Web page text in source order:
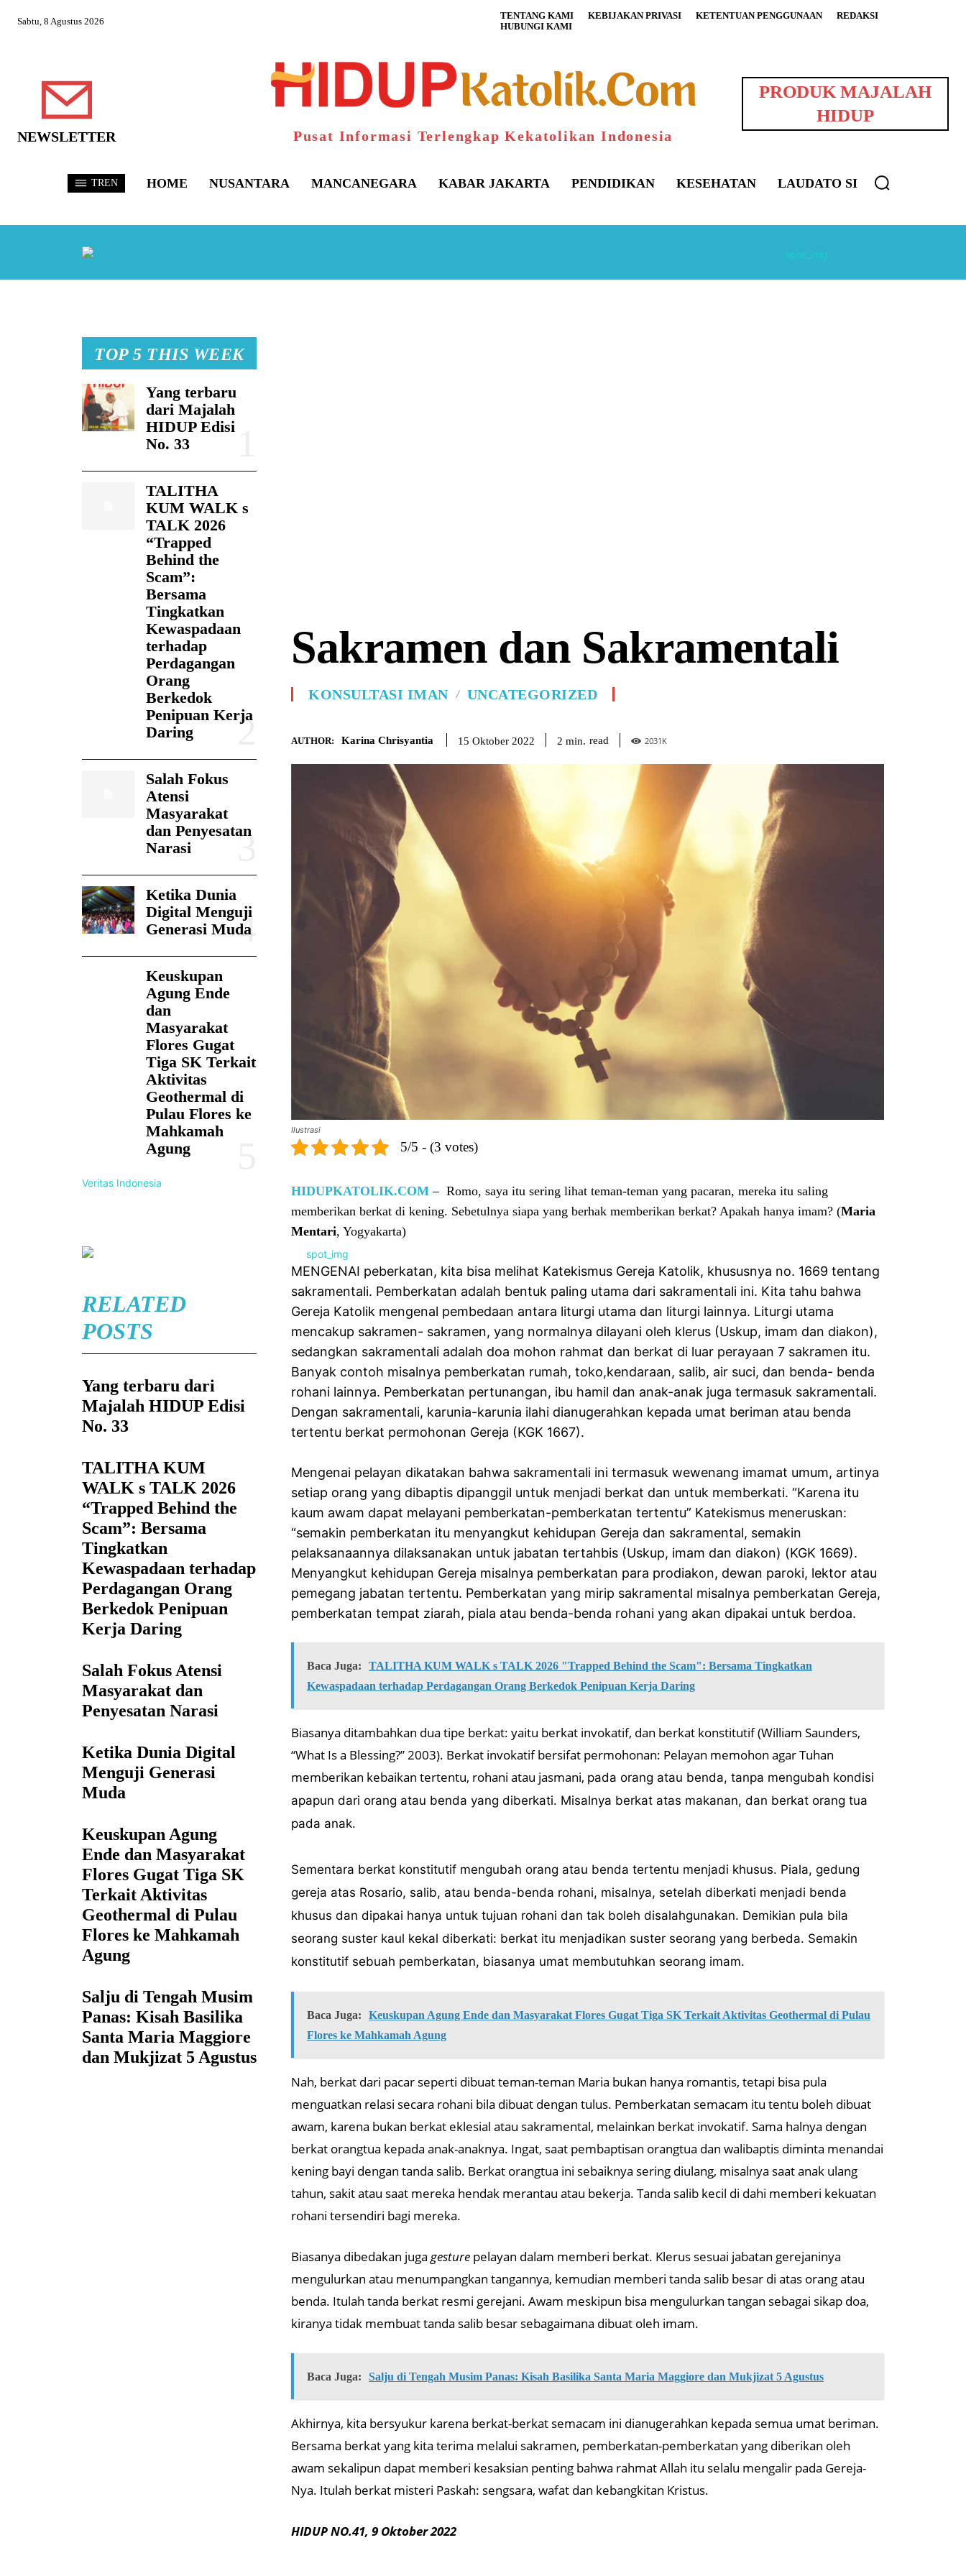
Sabtu, 8 Agustus 2026 TENTANG KAMI KEBIJAKAN PRIVASI KETENTUAN PENGGUNAAN
REDAKSI
HUBUNGI KAMI
NEWSLETTER Pusat Informasi Terlengkap Kekatolikan Indonesia
PRODUK MAJALAH
HIDUP
TREN HOME NUSANTARA MANCANEGARA KABAR JAKARTA PENDIDIKAN KESEHATAN LAUDATO SI
TOP 5 THIS WEEK
Yang terbaru
dari Majalah
HIDUP Edisi
No. 33
TALITHA
KUM WALK s
TALK 2026
“Trapped
Behind the
Scam”:
Bersama
Tingkatkan
Kewaspadaan
terhadap
Perdagangan
Orang
Berkedok
Penipuan Kerja
Daring
Salah Fokus
Atensi
Masyarakat
dan Penyesatan
Narasi
Ketika Dunia
Digital Menguji
Generasi Muda
Keuskupan
Agung Ende
dan
Masyarakat
Flores Gugat
Tiga SK Terkait
Aktivitas
Geothermal di
Pulau Flores ke
Mahkamah
Agung
Veritas Indonesia
RELATED
POSTS
Yang terbaru dari
Majalah HIDUP Edisi
No. 33
TALITHA KUM
WALK s TALK 2026
“Trapped Behind the
Scam”: Bersama
Tingkatkan
Kewaspadaan terhadap
Perdagangan Orang
Berkedok Penipuan
Kerja Daring
Salah Fokus Atensi
Masyarakat dan
Penyesatan Narasi
Ketika Dunia Digital
Menguji Generasi
Muda
Keuskupan Agung
Ende dan Masyarakat
Flores Gugat Tiga SK
Terkait Aktivitas
Geothermal di Pulau
Flores ke Mahkamah
Agung
Salju di Tengah Musim
Panas: Kisah Basilika
Santa Maria Maggiore
dan Mukjizat 5 Agustus
Sakramen dan Sakramentali
KONSULTASI IMAN UNCATEGORIZED
AUTHOR: Karina Chrisyantia 15 Oktober 2022 2 min. read 2031 K
Ilustrasi
5/5 - (3 votes)
HIDUPKATOLIK.COM – Romo, saya itu sering lihat teman-teman yang pacaran, mereka itu saling
memberikan berkat di kening. Sebetulnya siapa yang berhak memberikan berkat? Apakah hanya imam? (Maria
Mentari, Yogyakarta)
MENGENAI peberkatan, kita bisa melihat Katekismus Gereja Katolik, khususnya no. 1669 tentang
sakramentali. Pemberkatan adalah bentuk paling utama dari sakramentali ini. Kita tahu bahwa
Gereja Katolik mengenal pembedaan antara liturgi utama dan liturgi lainnya. Liturgi utama
mencakup sakramen- sakramen, yang normalnya dilayani oleh klerus (Uskup, imam dan diakon),
sedangkan sakramentali adalah doa mohon rahmat dan berkat di luar perayaan 7 sakramen itu.
Banyak contoh misalnya pemberkatan rumah, toko,kendaraan, salib, air suci, dan benda- benda
rohani lainnya. Pemberkatan pertunangan, ibu hamil dan anak-anak juga termasuk sakramentali.
Dengan sakramentali, karunia-karunia ilahi dianugerahkan kepada umat beriman atau benda
tertentu berkat permohonan Gereja (KGK 1667).
Mengenai pelayan dikatakan bahwa sakramentali ini termasuk wewenang imamat umum, artinya
setiap orang yang dibaptis dipanggil untuk menjadi berkat dan untuk memberkati. “Karena itu
kaum awam dapat melayani pemberkatan-pemberkatan tertentu” Katekismus meneruskan:
“semakin pemberkatan itu menyangkut kehidupan Gereja dan sakramental, semakin
pelaksanaannya dilaksanakan untuk jabatan tertahbis (Uskup, imam dan diakon) (KGK 1669).
Menyangkut kehidupan Gereja misalnya pemberkatan para prodiakon, dewan paroki, lektor atau
pemegang jabatan tertentu. Pemberkatan yang mirip sakramental misalnya pemberkatan Gereja,
pemberkatan tempat ziarah, piala atau benda-benda rohani yang akan dipakai untuk berdoa.
Baca Juga:
TALITHA KUM WALK s TALK 2026 "Trapped Behind the Scam": Bersama Tingkatkan
Kewaspadaan terhadap Perdagangan Orang Berkedok Penipuan Kerja Daring
Biasanya ditambahkan dua tipe berkat: yaitu berkat invokatif, dan berkat konstitutif (William Saunders,
“What Is a Blessing?” 2003). Berkat invokatif bersifat permohonan: Pelayan memohon agar Tuhan
memberikan kebaikan tertentu, rohani atau jasmani, pada orang atau benda, tanpa mengubah kondisi
apapun dari orang atau benda yang diberkati. Misalnya berkat atas makanan, dan berkat orang tua
pada anak.
Sementara berkat konstitutif mengubah orang atau benda tertentu menjadi khusus. Piala, gedung
gereja atas Rosario, salib, atau benda-benda rohani, misalnya, setelah diberkati menjadi benda
khusus dan dipakai hanya untuk tujuan rohani dan tak boleh disalahgunakan. Demikian pula bila
seorang suster kaul kekal diberkati: berkat itu menjadikan suster seorang yang berbeda. Semakin
konstitutif sebuah pemberkatan, biasanya umat membutuhkan seorang imam.
Baca Juga:
Keuskupan Agung Ende dan Masyarakat Flores Gugat Tiga SK Terkait Aktivitas Geothermal di Pulau
Flores ke Mahkamah Agung
Nah, berkat dari pacar seperti dibuat teman-teman Maria bukan hanya romantis, tetapi bisa pula
menguatkan relasi secara rohani bila dibuat dengan tulus. Pemberkatan semacam itu tentu boleh dibuat
awam, karena bukan berkat eklesial atau sakramental, melainkan berkat invokatif. Sama halnya dengan
berkat orangtua kepada anak-anaknya. Ingat, saat pembaptisan orangtua dan walibaptis diminta menandai
kening bayi dengan tanda salib. Berkat orangtua ini sebaiknya sering diulang, misalnya saat anak ulang
tahun, sakit atau saat mereka hendak merantau atau bekerja. Tanda salib kecil di dahi memberi kekuatan
rohani tersendiri bagi mereka.
Biasanya dibedakan juga gesture pelayan dalam memberi berkat. Klerus sesuai jabatan gerejaninya
mengulurkan atau menumpangkan tangannya, kemudian memberi tanda salib besar di atas orang atau
benda. Itulah tanda berkat resmi gerejani. Awam meskipun bisa mengulurkan tangan sebagai sikap doa,
kiranya tidak membuat tanda salib besar sebagaimana dibuat oleh imam.
Baca Juga: Salju di Tengah Musim Panas: Kisah Basilika Santa Maria Maggiore dan Mukjizat 5 Agustus
Akhirnya, kita bersyukur karena berkat-berkat semacam ini dianugerahkan kepada semua umat beriman.
Bersama berkat yang kita terima melalui sakramen, pemberkatan-pemberkatan yang diberikan oleh
awam sekalipun dapat memberi kesaksian penting bahwa rahmat Allah itu selalu mengalir pada Gereja-
Nya. Itulah berkat misteri Paskah: sengsara, wafat dan kebangkitan Kristus.
HIDUP NO.41, 9 Oktober 2022